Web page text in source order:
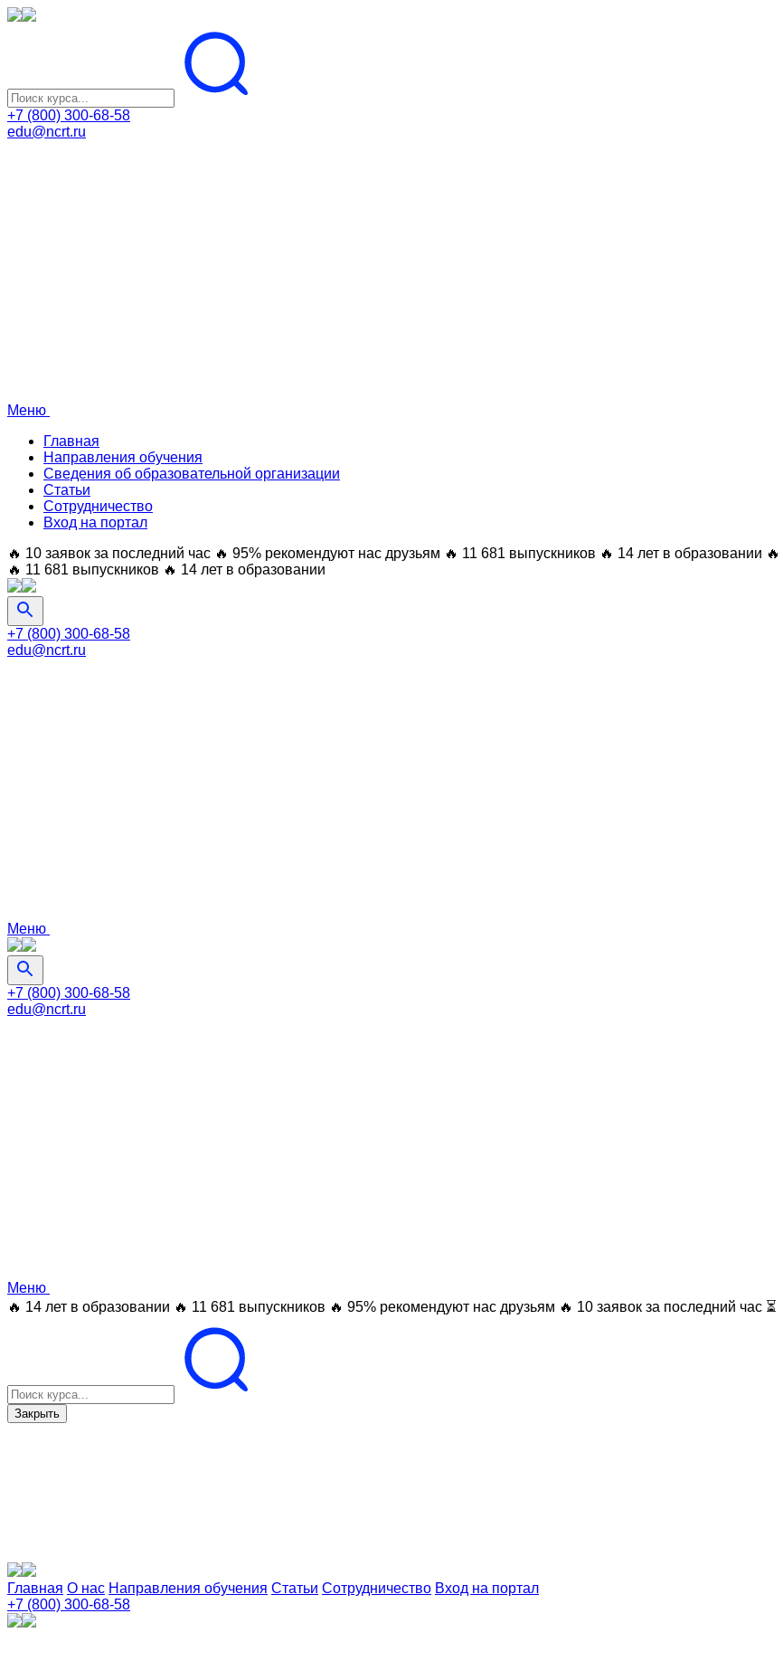
+7 (800) 300-68-58
edu@ncrt.ru
Меню
Главная
Направления обучения
Сведения об образовательной организации
Статьи
Сотрудничество
Вход на портал
🔥 10 заявок за последний час 🔥 95% рекомендуют нас друзьям 🔥 11 681 выпускников 🔥 14 лет в образовании
🔥 11 681 выпускников 🔥 14 лет в образовании
+7 (800) 300-68-58
edu@ncrt.ru
Меню
+7 (800) 300-68-58
edu@ncrt.ru
Меню
🔥 14 лет в образовании 🔥 11 681 выпускников 🔥 95% рекомендуют нас друзьям 🔥 10 заявок за последний час ⏳
Закрыть
Главная О нас Направления обучения Статьи Сотрудничество Вход на портал
+7 (800) 300-68-58